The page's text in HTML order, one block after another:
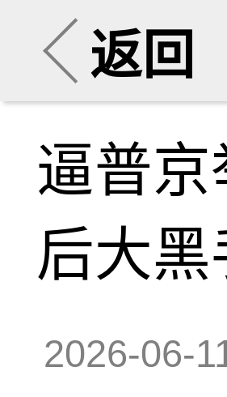
返回
逼普
后大黑
2026-06-